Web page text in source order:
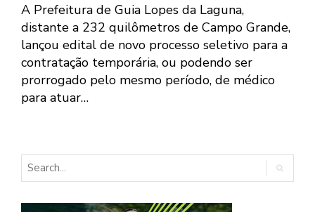
A Prefeitura de Guia Lopes da Laguna,
distante a 232 quilômetros de Campo Grande,
lançou edital de novo processo seletivo para a
contratação temporária, ou podendo ser
prorrogado pelo mesmo período, de médico
para atuar…